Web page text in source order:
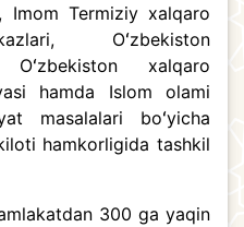
Imom Termiziy xalqaro
Oʻzbekiston
xalqaro
hamda Islom olami
masalalari boʻyicha
hamkorligida tashkil
300 ga yaqin